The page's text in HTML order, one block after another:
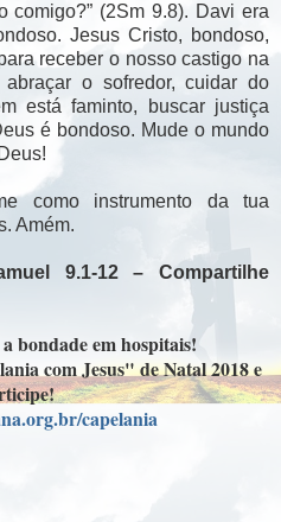
comigo?” (2Sm 9.8). Davi era
Jesus Cristo, bondoso,
receber o nosso castigo na
o sofredor, cuidar do
está faminto, buscar justiça
é bondoso. Mude o mundo
como instrumento da tua
Amém.
9.1-12 – Compartilhe
bondade em hospitais!
com Jesus" de Natal 2018 e
capelania